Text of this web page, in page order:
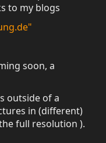
to my blogs
soon, a
outside of a
in (different)
full resolution ).